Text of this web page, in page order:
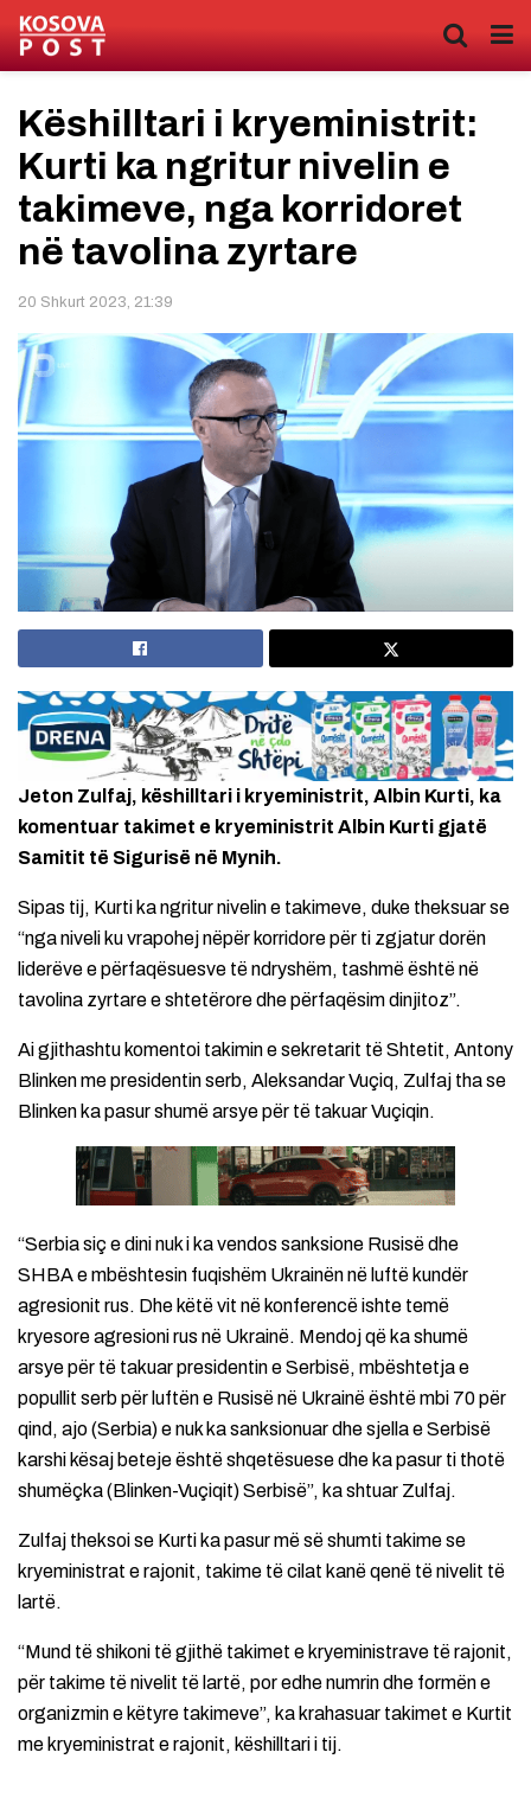
Këshilltari i kryeministrit:
Kurti ka ngritur nivelin e
takimeve, nga korridoret
në tavolina zyrtare
20 Shkurt 2023, 21:39
Jeton Zulfaj, këshilltari i kryeministrit, Albin Kurti, ka
komentuar takimet e kryeministrit Albin Kurti gjatë
Samitit të Sigurisë në Mynih.
Sipas tij, Kurti ka ngritur nivelin e takimeve, duke theksuar se
“nga niveli ku vrapohej nëpër korridore për ti zgjatur dorën
liderëve e përfaqësuesve të ndryshëm, tashmë është në
tavolina zyrtare e shtetërore dhe përfaqësim dinjitoz”.
Ai gjithashtu komentoi takimin e sekretarit të Shtetit, Antony
Blinken me presidentin serb, Aleksandar Vuçiq, Zulfaj tha se
Blinken ka pasur shumë arsye për të takuar Vuçiqin.
“Serbia siç e dini nuk i ka vendos sanksione Rusisë dhe
SHBA e mbështesin fuqishëm Ukrainën në luftë kundër
agresionit rus. Dhe këtë vit në konferencë ishte temë
kryesore agresioni rus në Ukrainë. Mendoj që ka shumë
arsye për të takuar presidentin e Serbisë, mbështetja e
popullit serb për luftën e Rusisë në Ukrainë është mbi 70 për
qind, ajo (Serbia) e nuk ka sanksionuar dhe sjella e Serbisë
karshi kësaj beteje është shqetësuese dhe ka pasur ti thotë
shumëçka (Blinken-Vuçiqit) Serbisë”, ka shtuar Zulfaj.
Zulfaj theksoi se Kurti ka pasur më së shumti takime se
kryeministrat e rajonit, takime të cilat kanë qenë të nivelit të
lartë.
“Mund të shikoni të gjithë takimet e kryeministrave të rajonit,
për takime të nivelit të lartë, por edhe numrin dhe formën e
organizmin e këtyre takimeve”, ka krahasuar takimet e Kurtit
me kryeministrat e rajonit, këshilltari i tij.